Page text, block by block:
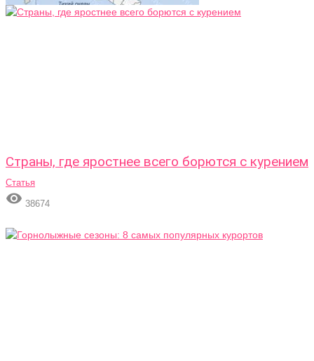
Страны, где яростнее всего борются с курением
Статья
 38674